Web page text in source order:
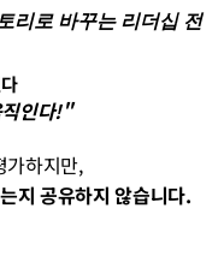
리로 바꾸는 리더십 전
직인다!"
가하지만,
지 공유하지 않습니다.